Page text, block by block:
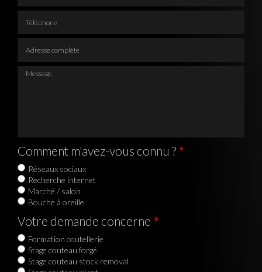
Message
Comment m'avez-vous connu ?
Réseaux sociaux
Recherche internet
Marché / salon
Bouche à oreille
Votre demande concerne
Formation coutellerie
Stage couteau forgé
Stage couteau stock removal